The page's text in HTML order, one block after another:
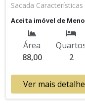
Sacada
Elevador de Serviço,
Portaria 24h,
Piscina, Piscina
Jogos, Salão de
Espaço Gourmet,
ser alterados sem
contato com nossa
Aceita imóvel de
Área
88,00
2
Ver mais